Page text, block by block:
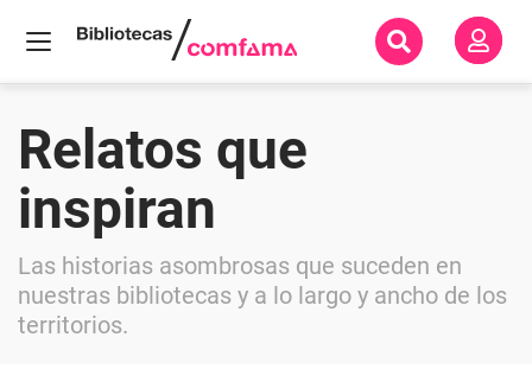
Todas
nuestras
historias
Relatos
que
Relatos que
inspiran
Las historias asombrosas que suceden en
nuestras bibliotecas y a lo largo y ancho de los
territorios.